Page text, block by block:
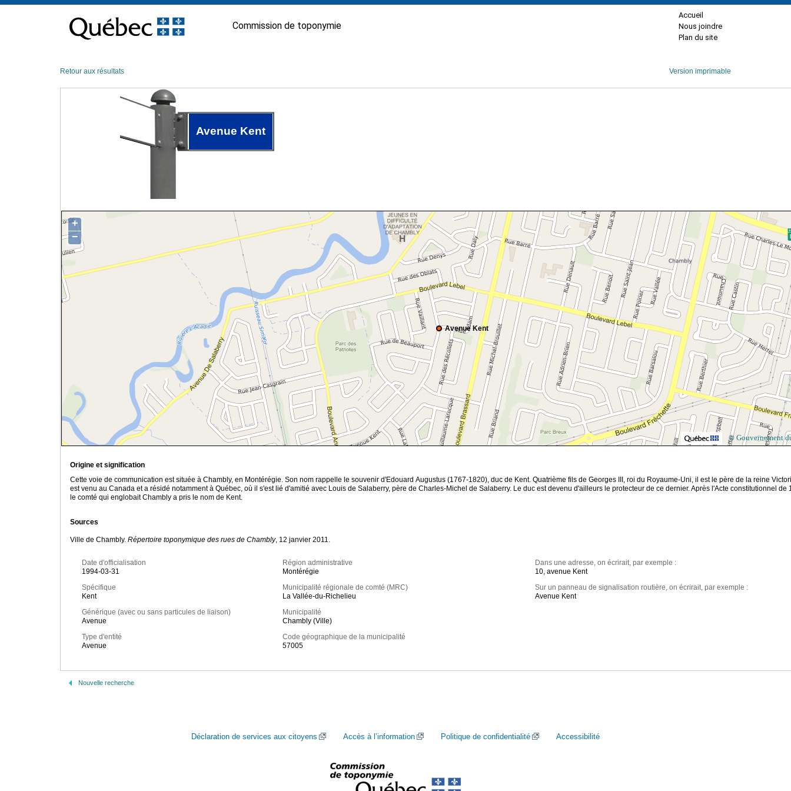
contenu
Commission de toponymie
Accueil
Nous joindre
Plan du site
Retour aux résultats Version imprimable
Avenue Kent
Avenue Kent
+
−
© Gouvernement
Origine et signification
Cette voie de communication est située à Chambly, en Montérégie. Son nom rappelle le souvenir d'Edouard Augustus (1767-1820), duc de Kent. Quatrième fils de Georges III, roi du Royaume-Uni, il est le père de la reine
est venu au Canada et a résidé notamment à Québec, où il s'est lié d'amitié avec Louis de Salaberry, père de Charles-Michel de Salaberry. Le duc est devenu d'ailleurs le protecteur de ce dernier. Après l'Acte constitutionnel de
le comté qui englobait Chambly a pris le nom de Kent.
Sources
Ville de Chambly. Répertoire toponymique des rues de Chambly, 12 janvier 2011.
Date d'officialisation
1994-03-31
Spécifique
Kent
Générique (avec ou sans particules de liaison)
Avenue
Type d'entité
Avenue
Région administrative
Montérégie
Municipalité régionale de comté (MRC)
La Vallée-du-Richelieu
Municipalité
Chambly (Ville)
Code géographique de la municipalité
57005
Dans une adresse, on écrirait, par exemple :
10, avenue Kent
Sur un panneau de signalisation routière, on écrirait, par exemple :
Avenue Kent
Nouvelle recherche
Déclaration de services aux citoyens Accès à l’information Politique de confidentialité Accessibilité